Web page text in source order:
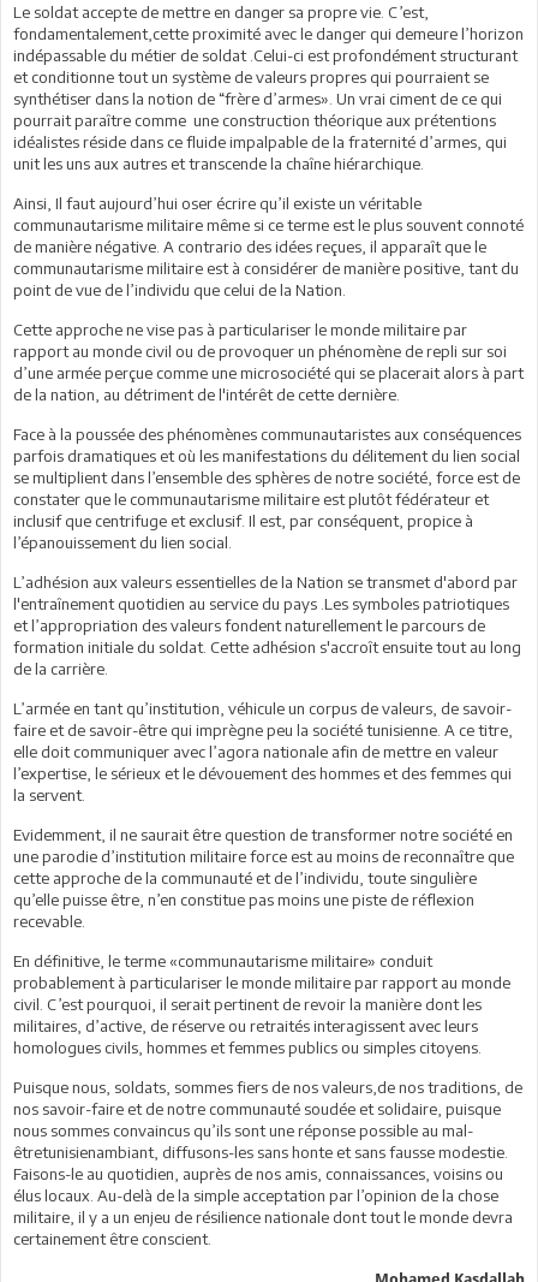
Le soldat accepte de mettre en danger sa propre vie. C’est,
fondamentalement,cette proximité avec le danger qui demeure l’horizon
indépassable du métier de soldat .Celui-ci est profondément structurant
et conditionne tout un système de valeurs propres qui pourraient se
synthétiser dans la notion de “frère d’armes». Un vrai ciment de ce qui
pourrait paraître comme une construction théorique aux prétentions
idéalistes réside dans ce fluide impalpable de la fraternité d’armes, qui
unit les uns aux autres et transcende la chaîne hiérarchique.
Ainsi, Il faut aujourd’hui oser écrire qu’il existe un véritable
communautarisme militaire même si ce terme est le plus souvent connoté
de manière négative. A contrario des idées reçues, il apparaît que le
communautarisme militaire est à considérer de manière positive, tant du
point de vue de l’individu que celui de la Nation.
Cette approche ne vise pas à particulariser le monde militaire par
rapport au monde civil ou de provoquer un phénomène de repli sur soi
d’une armée perçue comme une microsociété qui se placerait alors à part
de la nation, au détriment de l'intérêt de cette dernière.
Face à la poussée des phénomènes communautaristes aux conséquences
parfois dramatiques et où les manifestations du délitement du lien social
se multiplient dans l’ensemble des sphères de notre société, force est de
constater que le communautarisme militaire est plutôt fédérateur et
inclusif que centrifuge et exclusif. Il est, par conséquent, propice à
l’épanouissement du lien social.
L’adhésion aux valeurs essentielles de la Nation se transmet d'abord par
l'entraînement quotidien au service du pays .Les symboles patriotiques
et l’appropriation des valeurs fondent naturellement le parcours de
formation initiale du soldat. Cette adhésion s'accroît ensuite tout au long
de la carrière.
L’armée en tant qu’institution, véhicule un corpus de valeurs, de savoir-
faire et de savoir-être qui imprègne peu la société tunisienne. A ce titre,
elle doit communiquer avec l’agora nationale afin de mettre en valeur
l’expertise, le sérieux et le dévouement des hommes et des femmes qui
la servent.
Evidemment, il ne saurait être question de transformer notre société en
une parodie d’institution militaire force est au moins de reconnaître que
cette approche de la communauté et de l’individu, toute singulière
qu’elle puisse être, n’en constitue pas moins une piste de réflexion
recevable.
En définitive, le terme «communautarisme militaire» conduit
probablement à particulariser le monde militaire par rapport au monde
civil. C’est pourquoi, il serait pertinent de revoir la manière dont les
militaires, d’active, de réserve ou retraités interagissent avec leurs
homologues civils, hommes et femmes publics ou simples citoyens.
Puisque nous, soldats, sommes fiers de nos valeurs,de nos traditions, de
nos savoir-faire et de notre communauté soudée et solidaire, puisque
nous sommes convaincus qu’ils sont une réponse possible au mal-
êtretunisienambiant, diffusons-les sans honte et sans fausse modestie.
Faisons-le au quotidien, auprès de nos amis, connaissances, voisins ou
élus locaux. Au-delà de la simple acceptation par l’opinion de la chose
militaire, il y a un enjeu de résilience nationale dont tout le monde devra
certainement être conscient.